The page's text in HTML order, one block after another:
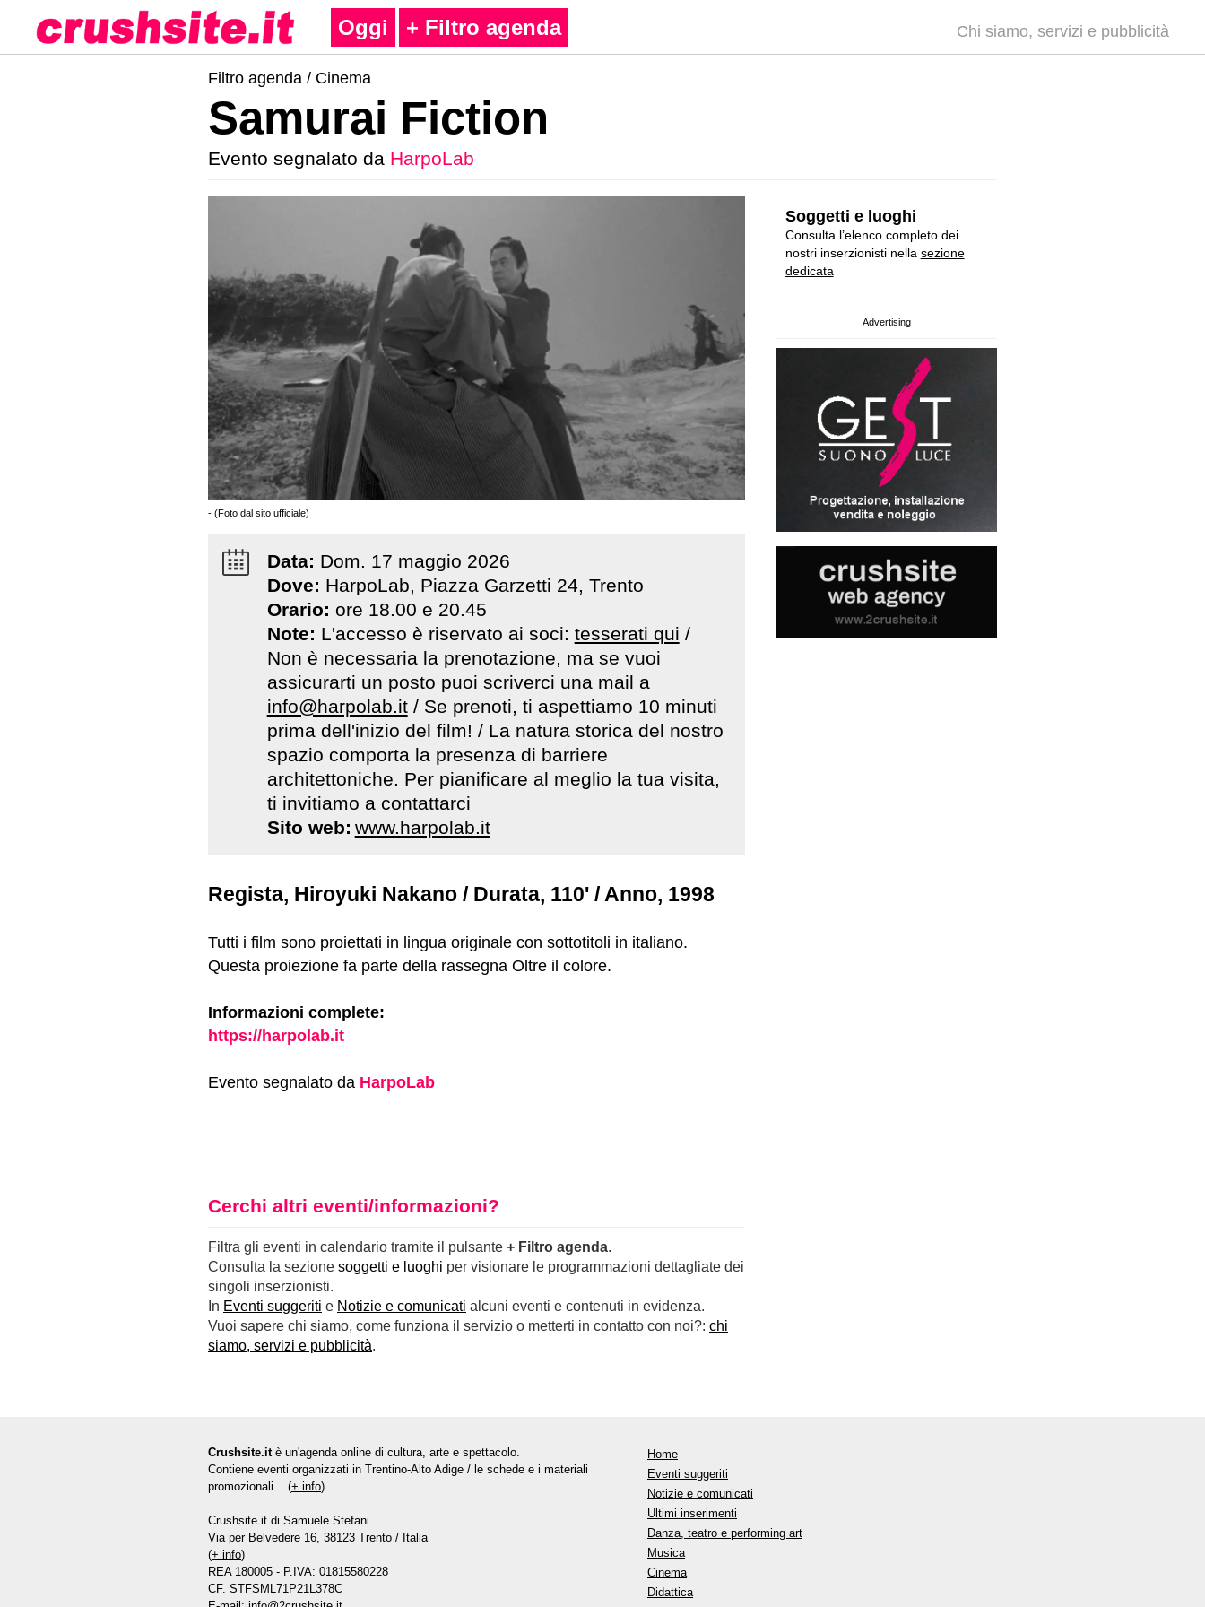
Oggi + Filtro agenda Chi siamo, servizi e pubblicità
Filtro agenda / Cinema
Samurai Fiction
Evento segnalato da HarpoLab
- (Foto dal sito ufficiale)
Data: Dom. 17 maggio 2026
Dove: HarpoLab, Piazza Garzetti 24, Trento
Orario: ore 18.00 e 20.45
Note: L'accesso è riservato ai soci: tesserati qui /
Non è necessaria la prenotazione, ma se vuoi
assicurarti un posto puoi scriverci una mail a
info@harpolab.it/ Se prenoti, ti aspettiamo 10 minuti
prima dell'inizio del film! / La natura storica del nostro
spazio comporta la presenza di barriere
architettoniche. Per pianificare al meglio la tua visita,
ti invitiamo a contattarci
Sito web: www.harpolab.it
Regista, Hiroyuki Nakano / Durata, 110' / Anno, 1998
Tutti i film sono proiettati in lingua originale con sottotitoli in italiano.
Questa proiezione fa parte della rassegna Oltre il colore.
Informazioni complete:
https://harpolab.it
Evento segnalato da HarpoLab
Cerchi altri eventi/informazioni?
Filtra gli eventi in calendario tramite il pulsante + Filtro agenda.
Consulta la sezione soggetti e luoghi per visionare le programmazioni dettagliate dei
singoli inserzionisti.
In Eventi suggeriti e Notizie e comunicati alcuni eventi e contenuti in evidenza.
Vuoi sapere chi siamo, come funziona il servizio o metterti in contatto con noi?: chi
siamo, servizi e pubblicità.
Soggetti e luoghi
Consulta l’elenco completo dei
nostri inserzionisti nella sezione
dedicata
Advertising
Crushsite.it è un'agenda online di cultura, arte e spettacolo.
Contiene eventi organizzati in Trentino-Alto Adige / le schede e i materiali
promozionali... (+ info)
Crushsite.it di Samuele Stefani
Via per Belvedere 16, 38123 Trento / Italia
(+ info)
REA 180005 - P.IVA: 01815580228
CF. STFSML71P21L378C
Home
Eventi suggeriti
Notizie e comunicati
Ultimi inserimenti
Danza, teatro e performing art
Musica
Cinema
Didattica